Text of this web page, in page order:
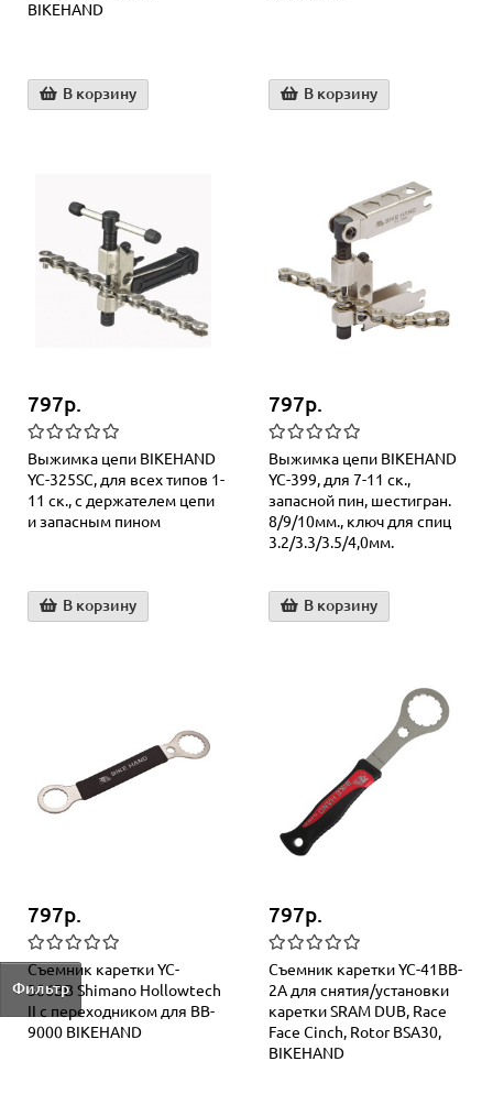
BIKEHAND
В корзину В корзину
797р.
Выжимка цепи BIKEHAND
YC-325SC, для всех типов 1-
11 ск., с держателем цепи
и запасным пином
В корзину
797р.
Выжимка цепи BIKEHAND
YC-399, для 7-11 ск.,
запасной пин, шестигран.
8/9/10мм., ключ для спиц
3.2/3.3/3.5/4,0мм.
В корзину
797р.
Съемник каретки YC-
306BB Shimano Hollowtech
II с переходником для BB-
9000 BIKEHAND
797р.
Съемник каретки YC-41BB-
2A для снятия/установки
каретки SRAM DUB, Race
Face Cinch, Rotor BSA30,
BIKEHAND
Фильтр